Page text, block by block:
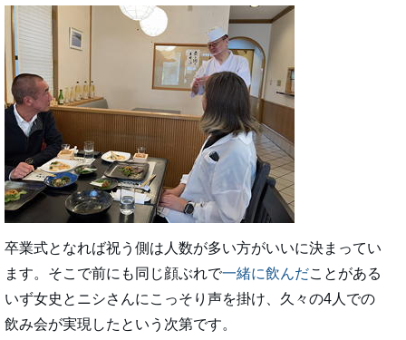
卒業式となれば祝う側は人数が多い方がいいに決まってい
ます。そこで前にも同じ顔ぶれで一緒に飲んだことがある
いず女史とニシさんにこっそり声を掛け、久々の4人での
飲み会が実現したという次第です。